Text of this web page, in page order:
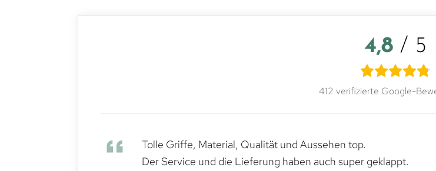
4,8 / 5
412 verifizierte Google-
Tolle Griffe, Material, Qualität und Aussehen top.
Der Service und die Lieferung haben auch super geklappt.